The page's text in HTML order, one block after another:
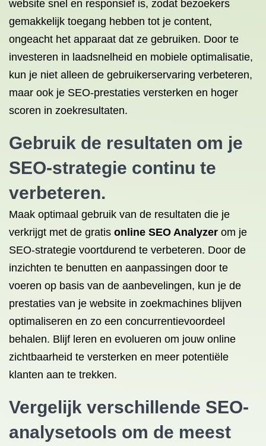
website snel en responsief is, zodat bezoekers
gemakkelijk toegang hebben tot je content,
ongeacht het apparaat dat ze gebruiken. Door te
investeren in laadsnelheid en mobiele optimalisatie,
kun je niet alleen de gebruikerservaring verbeteren,
maar ook je SEO-prestaties versterken en hoger
scoren in zoekresultaten.
Gebruik de resultaten om je
SEO-strategie continu te
verbeteren.
Maak optimaal gebruik van de resultaten die je
verkrijgt met de gratis online SEO Analyzer om je
SEO-strategie voortdurend te verbeteren. Door de
inzichten te benutten en aanpassingen door te
voeren op basis van de aanbevelingen, kun je de
prestaties van je website in zoekmachines blijven
optimaliseren en zo een concurrentievoordeel
behalen. Blijf leren en evolueren om jouw online
zichtbaarheid te versterken en meer potentiële
klanten aan te trekken.
Vergelijk verschillende SEO-
analysetools om de meest